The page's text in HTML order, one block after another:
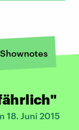
Shownotes
18. Juni 2015